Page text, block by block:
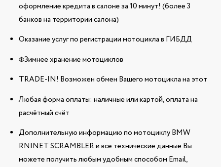
оформление кредита в салоне за 10 минут! (более 3
банков на территории салона)
Оказание услуг по регистрации мотоцикла в ГИБДД
❄️Зимнее хранение мотоциклов
TRADE-IN! Возможен обмен Вашего мотоцикла на этот
Любая форма оплаты: наличные или картой, оплата на
расчётный счёт
Дополнительную информацию по мотоциклу BMW
RNINET SCRAMBLER и все технические данные Вы
можете получить любым удобным способом Email,